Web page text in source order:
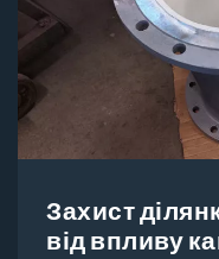
Захист
від впливу